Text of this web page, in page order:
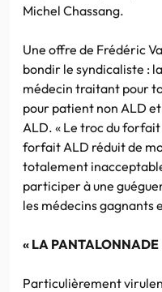
Michel Chassang.
Une offre de Frédéric
bondir le syndicaliste :
médecin traitant pour
pour patient non ALD
ALD. « Le troc du
forfait ALD réduit de
totalement
participer à une
les médecins gagnants
« LA PANTALONNADE
Particulièrement